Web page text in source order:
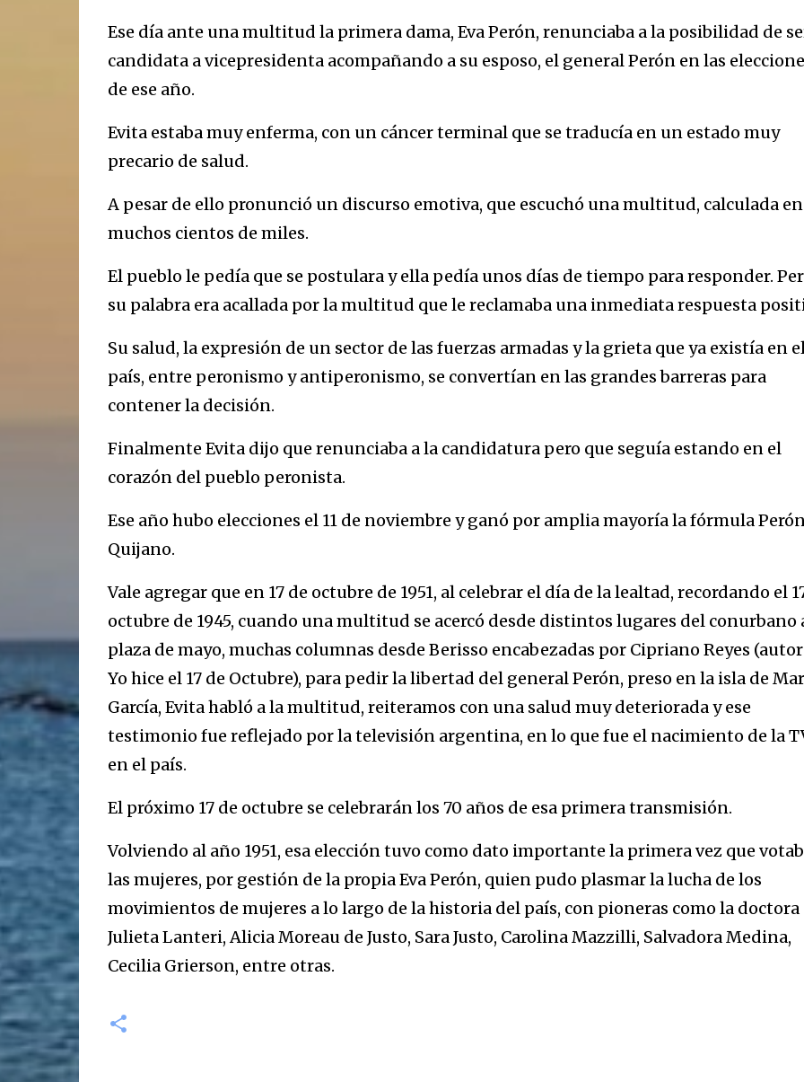
Ese día ante una multitud la primera dama, Eva Perón, renunciaba a la posibilidad de
candidata a vicepresidenta acompañando a su esposo, el general Perón en las
de ese año.
Evita estaba muy enferma, con un cáncer terminal que se traducía en un estado muy
precario de salud.
A pesar de ello pronunció un discurso emotiva, que escuchó una multitud, calculada en
muchos cientos de miles.
El pueblo le pedía que se postulara y ella pedía unos días de tiempo para responder.
su palabra era acallada por la multitud que le reclamaba una inmediata respuesta
Su salud, la expresión de un sector de las fuerzas armadas y la grieta que ya existía en
país, entre peronismo y antiperonismo, se convertían en las grandes barreras para
contener la decisión.
Finalmente Evita dijo que renunciaba a la candidatura pero que seguía estando en el
corazón del pueblo peronista.
Ese año hubo elecciones el 11 de noviembre y ganó por amplia mayoría la fórmula
Quijano.
Vale agregar que en 17 de octubre de 1951, al celebrar el día de la lealtad, recordando el
octubre de 1945, cuando una multitud se acercó desde distintos lugares del conurbano
plaza de mayo, muchas columnas desde Berisso encabezadas por Cipriano Reyes
Yo hice el 17 de Octubre), para pedir la libertad del general Perón, preso en la isla de
García, Evita habló a la multitud, reiteramos con una salud muy deteriorada y ese
testimonio fue reflejado por la televisión argentina, en lo que fue el nacimiento de la
en el país.
El próximo 17 de octubre se celebrarán los 70 años de esa primera transmisión.
Volviendo al año 1951, esa elección tuvo como dato importante la primera vez que
las mujeres, por gestión de la propia Eva Perón, quien pudo plasmar la lucha de los
movimientos de mujeres a lo largo de la historia del país, con pioneras como la doctora
Julieta Lanteri, Alicia Moreau de Justo, Sara Justo, Carolina Mazzilli, Salvadora Medina,
Cecilia Grierson, entre otras.